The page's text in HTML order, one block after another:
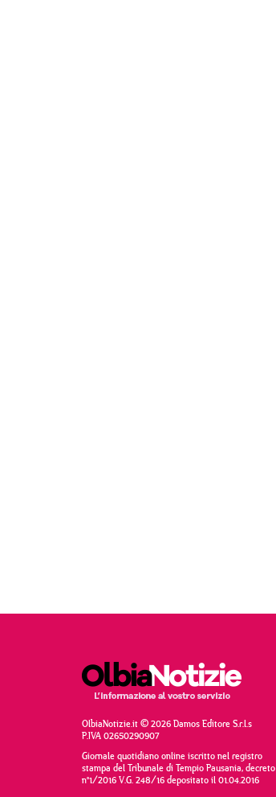
OlbiaNotizie.it © 2026 Damos Editore S.r.l.s
P.IVA 02650290907
Giornale quotidiano online iscritto nel registro
stampa del Tribunale di Tempio Pausania, decreto
n°1/2016 V.G. 248/16 depositato il 01.04.2016